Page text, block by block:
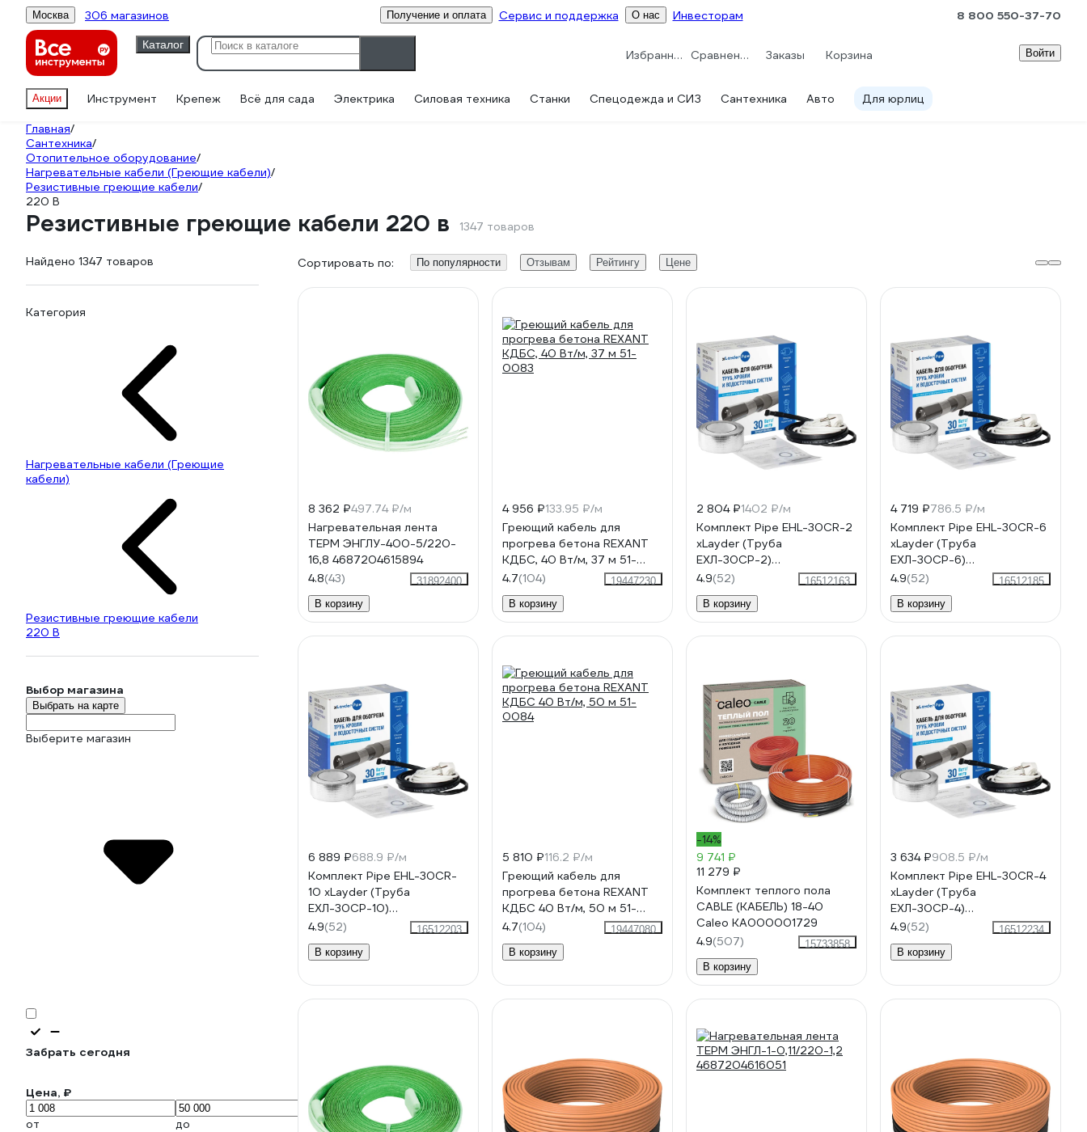
Москва 306 магазинов Получение и оплата Сервис и поддержка О нас Инвесторам 8 800 550-37-70
Каталог
Избранное Сравнение Заказы Корзина Войти
Акции Инструмент Крепеж Всё для сада Электрика Силовая техника Станки Спецодежда и СИЗ Сантехника Авто Для юрлиц
Главная/
Сантехника/
Отопительное оборудование/
Нагревательные кабели (Греющие кабели)/
Резистивные греющие кабели/
220 В
Резистивные греющие кабели 220 в 1347 товаров
Найдено 1347 товаров
Категория
Нагревательные кабели (Греющие
кабели)
Резистивные греющие кабели
220 В
Выбор магазина
Выбрать на карте
Выберите магазин
Забрать сегодня
Цена, ₽
от до
Сортировать по: По популярности Отзывам Рейтингу Цене
8 362 ₽497.74 ₽/м
Нагревательная лента
ТЕРМ ЭНГЛУ-400-5/220-
16,8 4687204615894
4.8(43)
31892400
В корзину
4 956 ₽133.95 ₽/м
Греющий кабель для
прогрева бетона REXANT
КДБС, 40 Вт/м, 37 м 51-
0083
4.7(104)
19447230
В корзину
2 804 ₽1402 ₽/м
Комплект Pipe EHL-30CR-2
xLayder (Труба
ЕХЛ-30CР-2)
КА000001275
4.9(52)
16512163
В корзину
4 719 ₽786.5 ₽/м
Комплект Pipe EHL-30CR-6
xLayder (Труба
ЕХЛ-30CР-6)
КА000001279
4.9(52)
16512185
В корзину
6 889 ₽688.9 ₽/м
Комплект Pipe EHL-30CR-
10 xLayder (Труба
ЕХЛ-30CР-10)
0К-00000420
4.9(52)
16512203
В корзину
5 810 ₽116.2 ₽/м
Греющий кабель для
прогрева бетона REXANT
КДБС 40 Вт/м, 50 м 51-
0084
4.7(104)
19447080
В корзину
-14%
9 741 ₽
11 279 ₽
Комплект теплого пола
CABLE (КАБЕЛЬ) 18-40
Caleo КА000001729
4.9(507)
15733858
В корзину
3 634 ₽908.5 ₽/м
Комплект Pipe EHL-30CR-4
xLayder (Труба
ЕХЛ-30CР-4)
КА000001277
4.9(52)
16512234
В корзину